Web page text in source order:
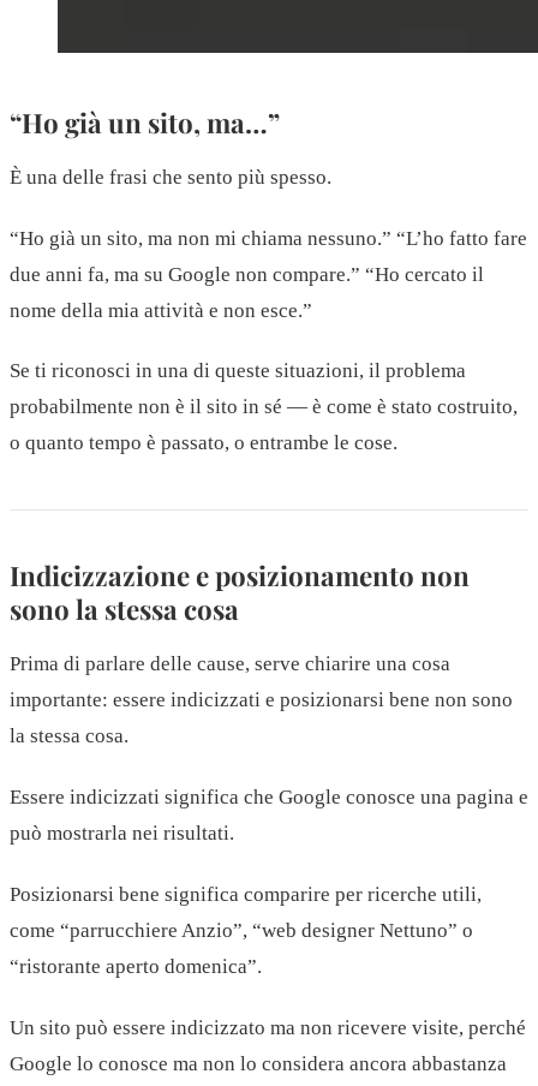
“Ho già un sito, ma…”
È una delle frasi che sento più spesso.
“Ho già un sito, ma non mi chiama nessuno.” “L’ho fatto fare
due anni fa, ma su Google non compare.” “Ho cercato il
nome della mia attività e non esce.”
Se ti riconosci in una di queste situazioni, il problema
probabilmente non è il sito in sé — è come è stato costruito,
o quanto tempo è passato, o entrambe le cose.
Indicizzazione e posizionamento non
sono la stessa cosa
Prima di parlare delle cause, serve chiarire una cosa
importante: essere indicizzati e posizionarsi bene non sono
la stessa cosa.
Essere indicizzati significa che Google conosce una pagina e
può mostrarla nei risultati.
Posizionarsi bene significa comparire per ricerche utili,
come “parrucchiere Anzio”, “web designer Nettuno” o
“ristorante aperto domenica”.
Un sito può essere indicizzato ma non ricevere visite, perché
Google lo conosce ma non lo considera ancora abbastanza